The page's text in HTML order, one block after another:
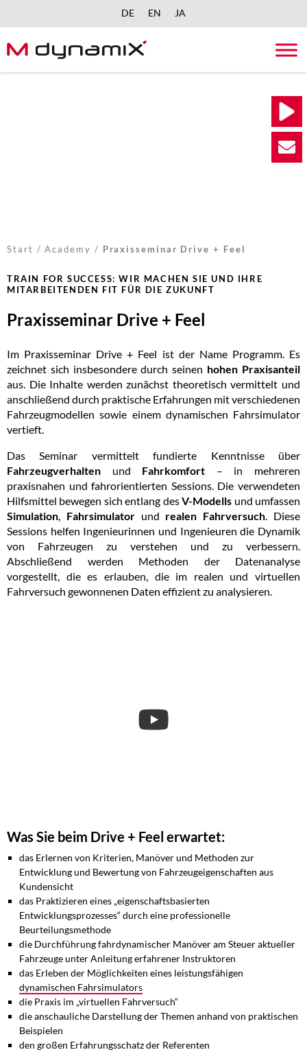
DE EN
JA
Start /Academy / Praxisseminar Drive + Feel
TRAIN FOR SUCCESS: WIR MACHEN SIE UND IHRE
MITARBEITENDEN FIT FÜR DIE ZUKUNFT
Praxisseminar Drive + Feel
Im Praxisseminar Drive + Feel ist der Name Programm. Es
zeichnet sich insbesondere durch seinen hohen Praxisanteil
aus. Die Inhalte werden zunächst theoretisch vermittelt und
anschließend durch praktische Erfahrungen mit verschiedenen
Fahrzeugmodellen sowie einem dynamischen Fahrsimulator
vertieft.
Das Seminar vermittelt fundierte Kenntnisse über
Fahrzeugverhalten und Fahrkomfort – in mehreren
praxisnahen und fahrorientierten Sessions. Die verwendeten
Hilfsmittel bewegen sich entlang desV-Modells und umfassen
Simulation, Fahrsimulatorund realen Fahrversuch. Diese
Sessions helfen Ingenieurinnen und Ingenieuren die Dynamik
von Fahrzeugen zu verstehen und zu verbessern.
Abschließend werden Methoden der Datenanalyse
vorgestellt, die es erlauben, die im realen und virtuellen
Fahrversuch gewonnenen Daten effizient zu analysieren.
Was Sie beim Drive + Feel erwartet:
das Erlernen von Kriterien, Manöver und Methoden zur
Entwicklung und Bewertung von Fahrzeugeigenschaften aus
Kundensicht
das Praktizieren eines „eigenschaftsbasierten
Entwicklungsprozesses“ durch eine professionelle
Beurteilungsmethode
die Durchführung fahrdynamischer Manöver am Steuer aktueller
Fahrzeuge unter Anleitung erfahrener Instruktoren
das Erleben der Möglichkeiten eines leistungsfähigen
dynamischen Fahrsimulators
die Praxis im „virtuellen Fahrversuch“
die anschauliche Darstellung der Themen anhand von praktischen
Beispielen
den großen Erfahrungsschatz der Referenten